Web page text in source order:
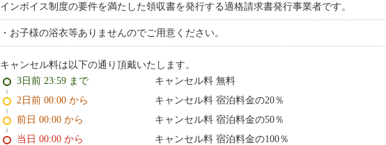
インボイス制度の要件を満たした領収書を発行する適格請求書発行事業者です。
お子様の浴衣等ありませんのでご用意ください。
キャンセル料は以下の通り頂戴いたします。
3日前 23:59 まで
キャンセル料 無料
2日前 00:00 から
キャンセル料 宿泊料金の20％
前日 00:00 から
キャンセル料 宿泊料金の50％
当日 00:00 から
キャンセル料 宿泊料金の100％